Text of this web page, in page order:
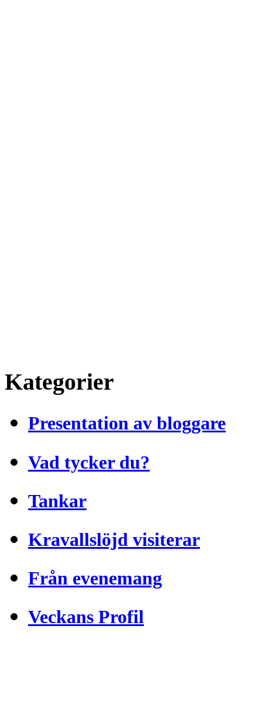
Kategorier
Presentation av bloggare
Vad tycker du?
Tankar
Kravallslöjd visiterar
Från evenemang
Veckans Profil